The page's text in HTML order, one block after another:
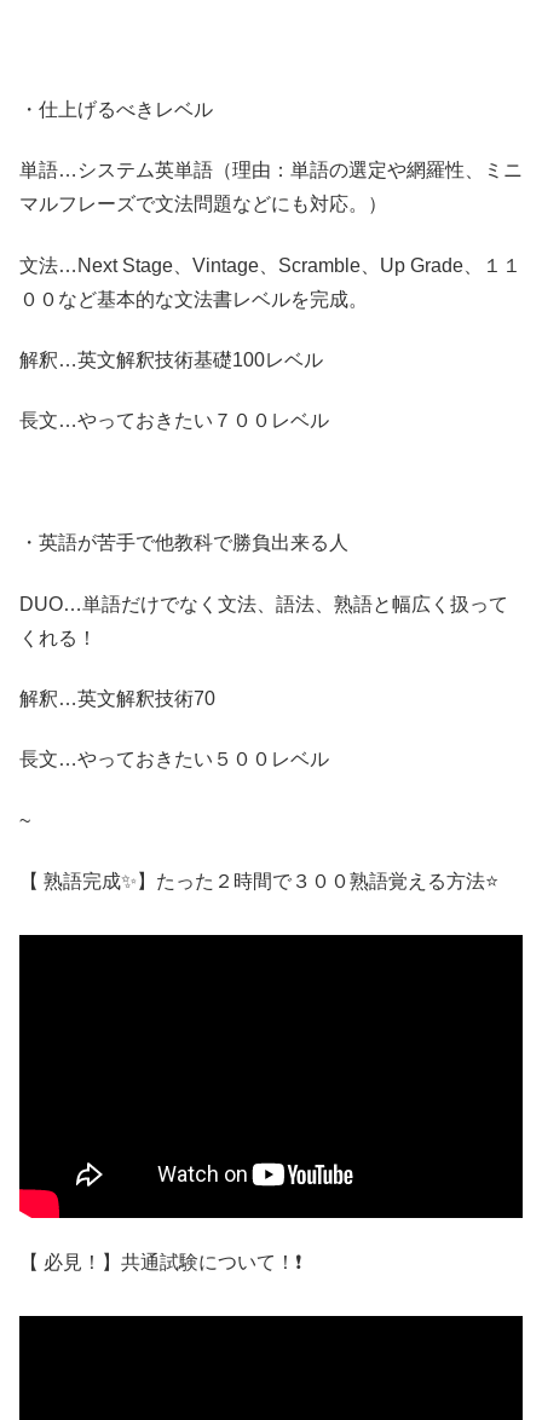
・仕上げるべきレベル
単語…システム英単語（理由：単語の選定や網羅性、ミニ
マルフレーズで文法問題などにも対応。）
文法…Next Stage、Vintage、Scramble、Up Grade、１１
００など基本的な文法書レベルを完成。
解釈…英文解釈技術基礎100レベル
長文…やっておきたい７００レベル
・英語が苦手で他教科で勝負出来る人
DUO…単語だけでなく文法、語法、熟語と幅広く扱って
くれる！
解釈…英文解釈技術70
長文…やっておきたい５００レベル
~
【 熟語完成✨】たった２時間で３００熟語覚える方法⭐
【 必見！】共通試験について！❗